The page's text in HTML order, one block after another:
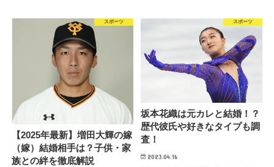
スポーツ
【2025年最新】増田大輝の嫁
（嫁）結婚相手は？子供・家
族との絆を徹底解説
スポーツ
坂本花織は元カレと結婚！？
歴代彼氏や好きなタイプも調
査！
2023.04.16